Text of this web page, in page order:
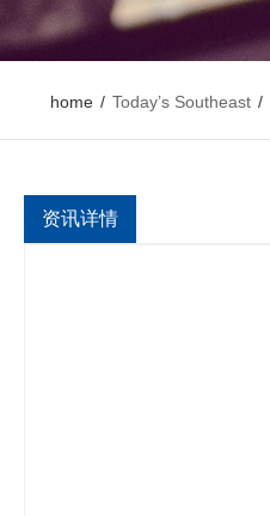
home / Today’s Southeast /
资讯详情